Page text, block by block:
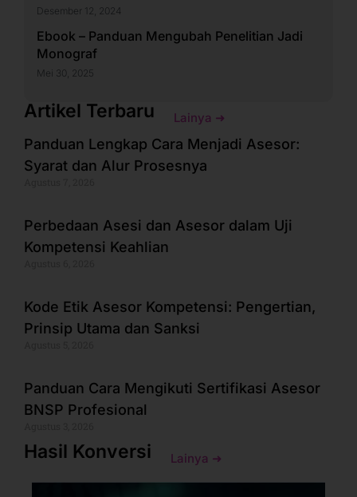
Desember 12, 2024
Ebook – Panduan Mengubah Penelitian Jadi
Monograf
Mei 30, 2025
Artikel Terbaru Lainya ➜
Panduan Lengkap Cara Menjadi Asesor:
Syarat dan Alur Prosesnya
Perbedaan Asesi dan Asesor dalam Uji
Kompetensi Keahlian
Kode Etik Asesor Kompetensi: Pengertian,
Prinsip Utama dan Sanksi
Panduan Cara Mengikuti Sertifikasi Asesor
BNSP Profesional
Hasil Konversi Lainya ➜